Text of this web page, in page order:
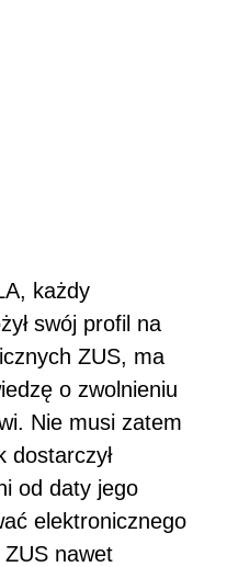
każdy
swój profil na
ZUS, ma
o zwolnieniu
Nie musi zatem
dostarczył
od daty jego
elektronicznego
nawet